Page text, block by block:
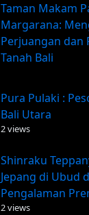
Taman Makam
Margarana:
Perjuangan dan
Tanah Bali
Pura Pulaki :
Bali Utara
2 views
Shinraku
Jepang di Ubud
Pengalaman
2 views